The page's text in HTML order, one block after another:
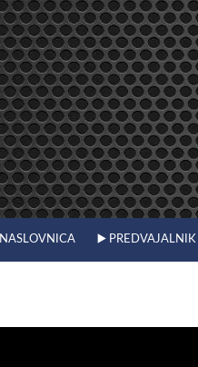
NASLOVNICA ▶️ PREDVAJALNIK